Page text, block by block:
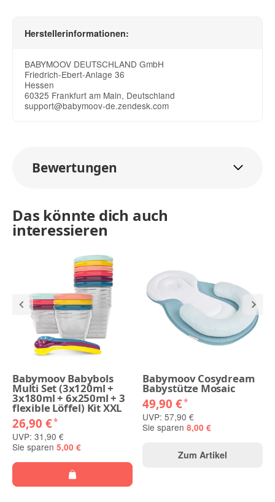
Herstellerinformationen:
BABYMOOV DEUTSCHLAND GmbH
Friedrich-Ebert-Anlage 36
Hessen
60325 Frankfurt am Main, Deutschland
support@babymoov-de.zendesk.com
Bewertungen
Das könnte dich auch
interessieren
Babymoov Babybols
Multi Set (3x120ml +
3x180ml + 6x250ml + 3
flexible Löffel) Kit XXL
26,90 €*
UVP: 31,90 €
Sie sparen 5,00 €
Babymoov Cosydream
Babystütze Mosaic
49,90 €*
UVP: 57,90 €
Sie sparen 8,00 €
Zum Artikel